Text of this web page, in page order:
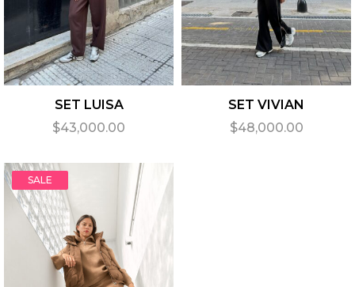
SET LUISA
$43,000.00
SET VIVIAN
$48,000.00
SALE